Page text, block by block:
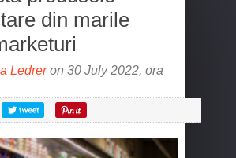
din marile
Ledreron 30 July 2022, ora